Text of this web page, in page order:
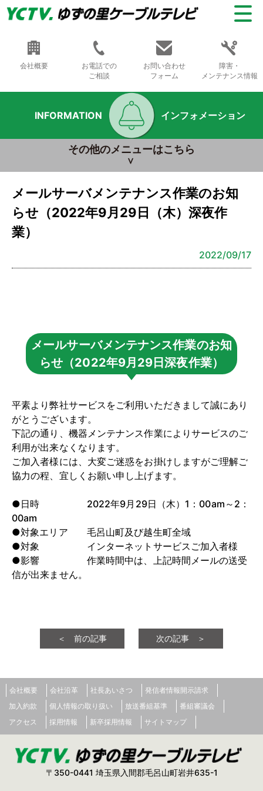
会社概要
お電話での
ご相談
お問い合わせ
フォーム
障害・
メンテナンス情報
INFORMATION インフォメーション
その他のメニューはこちら
メールサーバメンテナンス作業のお知
らせ（2022年9月29日（木）深夜作
業）
2022/09/17
メールサーバメンテナンス作業のお知
らせ（2022年9月29日深夜作業）
平素より弊社サービスをご利用いただきまして誠にあり
がとうございます。
下記の通り、機器メンテナンス作業によりサービスのご
利用が出来なくなります。
ご加入者様には、大変ご迷惑をお掛けしますがご理解ご
協力の程、宜しくお願い申し上げます。
●日時 2022年9月29日（木）1：00am～2：
00am
●対象エリア 毛呂山町及び越生町全域
●対象 インターネットサービスご加入者様
●影響 作業時間中は、上記時間メールの送受
信が出来ません。
＜ 前の記事 次の記事 ＞
会社概要 会社沿革 社長あいさつ
発信者情報開示請求
加入約款
個人情報の取り扱い 放送番組基準
番組審議会
アクセス
採用情報 新卒採用情報 サイトマップ
〒350-0441 埼玉県入間郡毛呂山町岩井635-1